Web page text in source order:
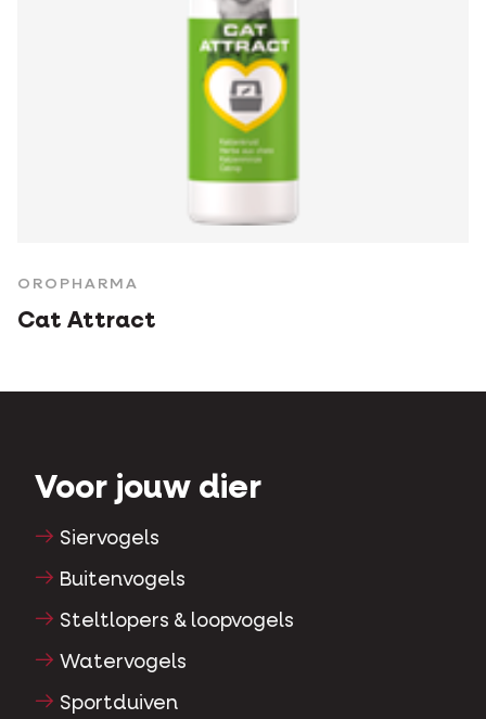
OROPHARMA
Cat Attract
Voor jouw dier
Siervogels
Buitenvogels
Steltlopers & loopvogels
Watervogels
Sportduiven